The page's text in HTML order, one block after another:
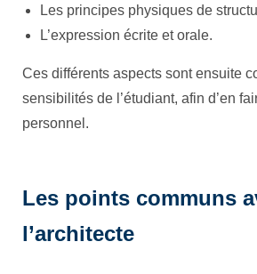
Les principes physiques de
L’expression écrite et orale.
Ces différents aspects sont ensuite
sensibilités de l’étudiant, afin d’en
personnel.
Les points communs
l’architecte